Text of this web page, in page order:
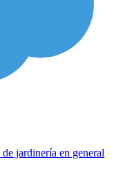
jardinería en general